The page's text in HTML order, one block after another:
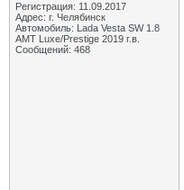
Регистрация: 11.09.2017
Адрес: г. Челябинск
Автомобиль: Lada Vesta SW 1.8
АМТ Luxe/Prestige 2019 г.в.
Сообщений: 468